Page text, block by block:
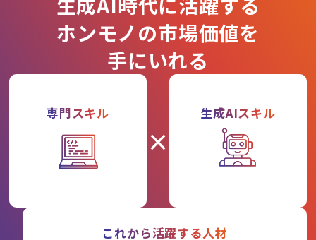
ホンモノの市場価値を
手にいれる
専門スキル
×
生成AIスキル
これから活躍する人材